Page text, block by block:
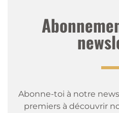
Abonne-toi à notre
premiers à découvrir